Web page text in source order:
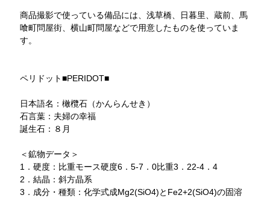
商品撮影で使っている備品には、浅草橋、日暮里、蔵前、馬
喰町問屋街、横山町問屋などで用意したものを使っていま
す。
ペリドット■PERIDOT■
日本語名：橄欖石（かんらんせき）
石言葉：夫婦の幸福
誕生石：８月
＜鉱物データ＞
1．硬度：比重モース硬度6．5-7．0比重3．22-4．4
2．結晶：斜方晶系
3．成分・種類：化学式成Mg2(SiO4)とFe2+2(SiO4)の固溶